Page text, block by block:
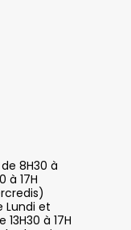
8H30 à
à 17H
Lundi et
à 17H